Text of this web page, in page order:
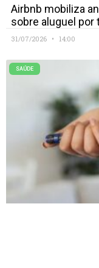
Airbnb mobiliza
sobre aluguel por
31/07/2026 14:00
SAÚDE